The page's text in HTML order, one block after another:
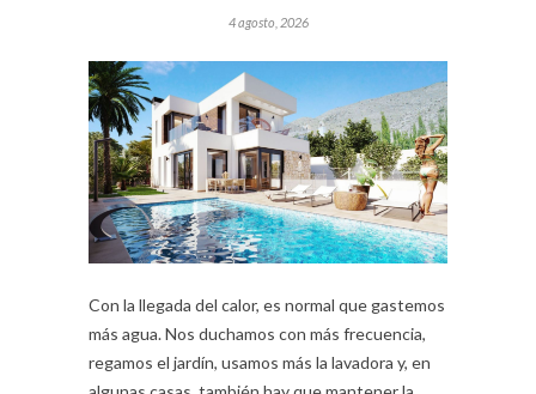
4 agosto, 2026
Con la llegada del calor, es normal que gastemos
más agua. Nos duchamos con más frecuencia,
regamos el jardín, usamos más la lavadora y, en